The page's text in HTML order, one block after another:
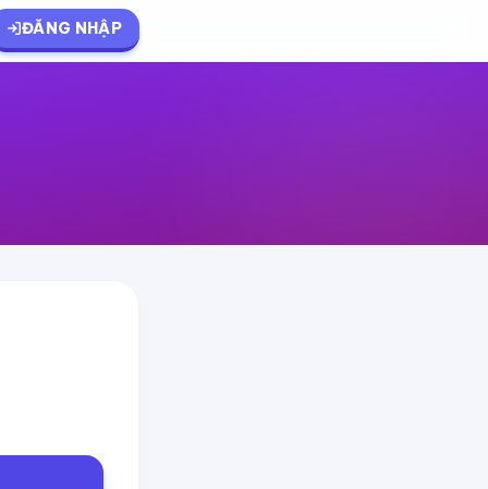
ĐĂNG NHẬP